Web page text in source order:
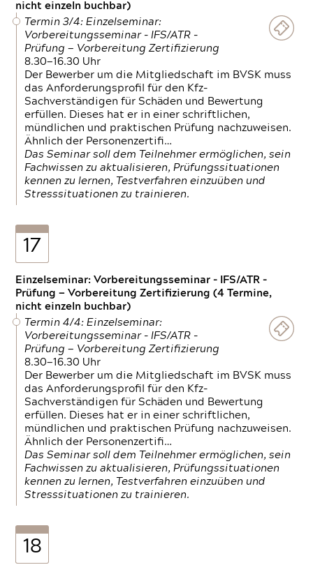
nicht einzeln buchbar)
Termin 3/4: Einzelseminar:
Vorbereitungsseminar - IFS/ATR -
Prüfung — Vorbereitung Zertifizierung
8.30—16.30 Uhr
Der Bewerber um die Mitgliedschaft im BVSK muss
das Anforderungsprofil für den Kfz-
Sachverständigen für Schäden und Bewertung
erfüllen. Dieses hat er in einer schriftlichen,
mündlichen und praktischen Prüfung nachzuweisen.
Ähnlich der Personenzertifi…
Das Seminar soll dem Teilnehmer ermöglichen, sein
Fachwissen zu aktualisieren, Prüfungssituationen
kennen zu lernen, Testverfahren einzuüben und
Stresssituationen zu trainieren.
17
Einzelseminar: Vorbereitungsseminar - IFS/ATR -
Prüfung — Vorbereitung Zertifizierung (4 Termine,
nicht einzeln buchbar)
Termin 4/4: Einzelseminar:
Vorbereitungsseminar - IFS/ATR -
Prüfung — Vorbereitung Zertifizierung
8.30—16.30 Uhr
Der Bewerber um die Mitgliedschaft im BVSK muss
das Anforderungsprofil für den Kfz-
Sachverständigen für Schäden und Bewertung
erfüllen. Dieses hat er in einer schriftlichen,
mündlichen und praktischen Prüfung nachzuweisen.
Ähnlich der Personenzertifi…
Das Seminar soll dem Teilnehmer ermöglichen, sein
Fachwissen zu aktualisieren, Prüfungssituationen
kennen zu lernen, Testverfahren einzuüben und
Stresssituationen zu trainieren.
18